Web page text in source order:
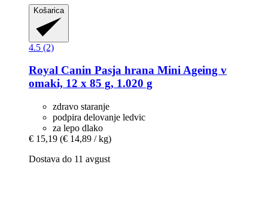
Košarica
4.5 (2)
Royal Canin Pasja hrana Mini Ageing v
omaki, 12 x 85 g, 1.020 g
zdravo staranje
podpira delovanje ledvic
za lepo dlako
€ 15,19 (€ 14,89 / kg)
Dostava do 11 avgust